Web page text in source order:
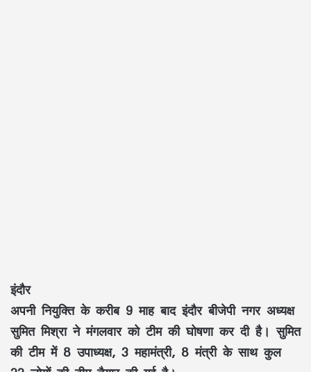
इंदौर
अपनी नियुक्ति के करीब 9 माह बाद इंदौर बीजेपी नगर अध्यक्ष
सुमित मिश्रा ने मंगलवार को टीम की घोषणा कर दी है। सुमित
की टीम में 8 उपाध्यक्ष, 3 महामंत्री, 8 मंत्री के साथ कुल